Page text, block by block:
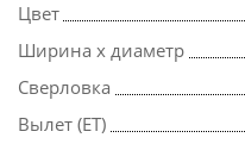
Цвет
Ширина х диаметр
Сверловка
Вылет (ET)